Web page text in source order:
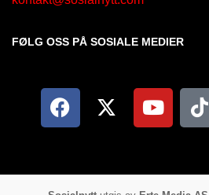
FØLG OSS PÅ SOSIALE MEDIER​